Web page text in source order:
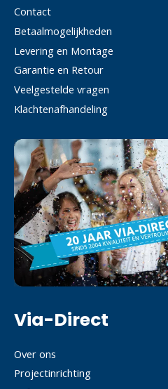
Contact
Betaalmogelijkheden
Levering en Montage
Garantie en Retour
Veelgestelde vragen
Klachtenafhandeling
Via-Direct
Over ons
Projectinrichting